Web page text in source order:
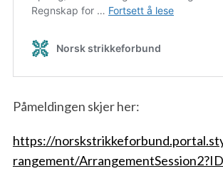
Påmeldingen skjer her:
https://
rangement/